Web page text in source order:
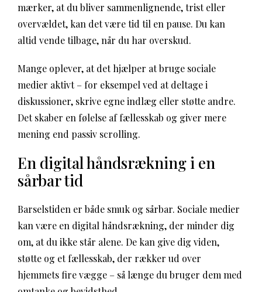
mærker, at du bliver sammenlignende, trist eller
overvældet, kan det være tid til en pause. Du kan
altid vende tilbage, når du har overskud.
Mange oplever, at det hjælper at bruge sociale
medier aktivt – for eksempel ved at deltage i
diskussioner, skrive egne indlæg eller støtte andre.
Det skaber en følelse af fællesskab og giver mere
mening end passiv scrolling.
En digital håndsrækning i en
sårbar tid
Barselstiden er både smuk og sårbar. Sociale medier
kan være en digital håndsrækning, der minder dig
om, at du ikke står alene. De kan give dig viden,
støtte og et fællesskab, der rækker ud over
hjemmets fire vægge – så længe du bruger dem med